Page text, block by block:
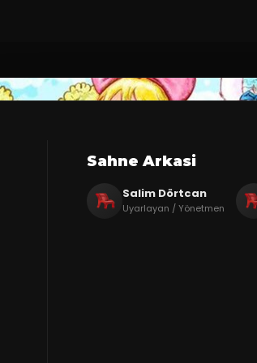
Sahne Arkasi
Salim Dörtcan
Uyarlayan / Yönetmen